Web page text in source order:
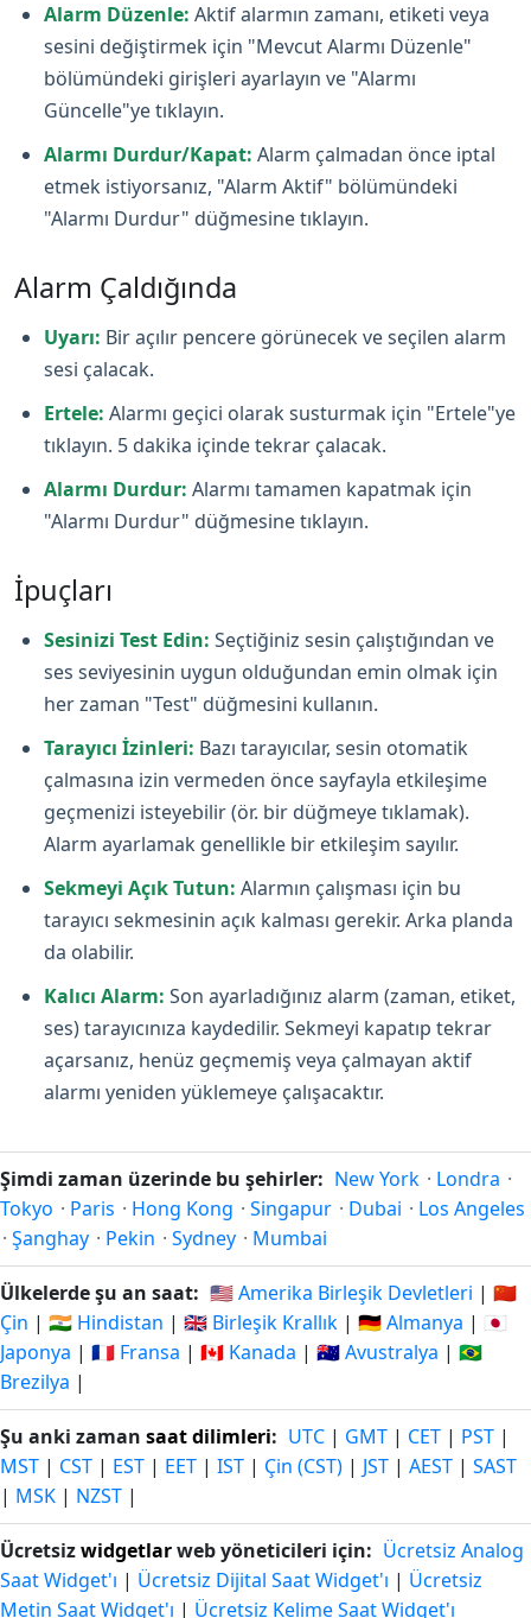
Alarm Düzenle: Aktif alarmın zamanı, etiketi veya
sesini değiştirmek için "Mevcut Alarmı Düzenle"
bölümündeki girişleri ayarlayın ve "Alarmı
Güncelle"ye tıklayın.
Alarmı Durdur/Kapat: Alarm çalmadan önce iptal
etmek istiyorsanız, "Alarm Aktif" bölümündeki
"Alarmı Durdur" düğmesine tıklayın.
Alarm Çaldığında
Uyarı: Bir açılır pencere görünecek ve seçilen alarm
sesi çalacak.
Ertele: Alarmı geçici olarak susturmak için "Ertele"ye
tıklayın. 5 dakika içinde tekrar çalacak.
Alarmı Durdur: Alarmı tamamen kapatmak için
"Alarmı Durdur" düğmesine tıklayın.
İpuçları
Sesinizi Test Edin: Seçtiğiniz sesin çalıştığından ve
ses seviyesinin uygun olduğundan emin olmak için
her zaman "Test" düğmesini kullanın.
Tarayıcı İzinleri: Bazı tarayıcılar, sesin otomatik
çalmasına izin vermeden önce sayfayla etkileşime
geçmenizi isteyebilir (ör. bir düğmeye tıklamak).
Alarm ayarlamak genellikle bir etkileşim sayılır.
Sekmeyi Açık Tutun: Alarmın çalışması için bu
tarayıcı sekmesinin açık kalması gerekir. Arka planda
da olabilir.
Kalıcı Alarm: Son ayarladığınız alarm (zaman, etiket,
ses) tarayıcınıza kaydedilir. Sekmeyi kapatıp tekrar
açarsanız, henüz geçmemiş veya çalmayan aktif
alarmı yeniden yüklemeye çalışacaktır.
Şimdi zaman üzerinde bu şehirler: New York · Londra ·
Tokyo · Paris · Hong Kong · Singapur · Dubai · Los Angeles
· Şanghay · Pekin · Sydney · Mumbai
Ülkelerde şu an saat: 🇺🇸 Amerika Birleşik Devletleri | 🇨🇳
Çin | 🇮🇳 Hindistan | 🇬🇧 Birleşik Krallık | 🇩🇪 Almanya | 🇯🇵
Japonya | 🇫🇷 Fransa | 🇨🇦 Kanada | 🇦🇺 Avustralya | 🇧🇷
Brezilya |
Şu anki zaman saat dilimleri: UTC | GMT | CET | PST |
MST | CST | EST | EET | IST | Çin (CST) | JST | AEST | SAST
| MSK | NZST |
Ücretsizwidgetlarweb yöneticileri için: Ücretsiz Analog
Saat Widget'ı | Ücretsiz Dijital Saat Widget'ı | Ücretsiz
Metin Saat Widget'ı | Ücretsiz Kelime Saat Widget'ı